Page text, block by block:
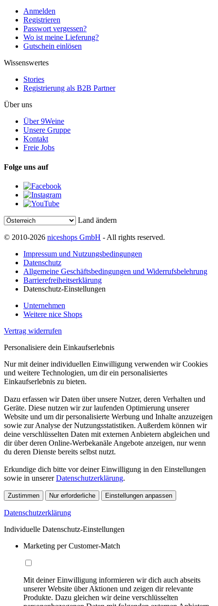
Anmelden
Registrieren
Passwort vergessen?
Wo ist meine Lieferung?
Gutschein einlösen
Wissenswertes
Stories
Registrierung als B2B Partner
Über uns
Über 9Weine
Unsere Gruppe
Kontakt
Freie Jobs
Folge uns auf
Land ändern
© 2010-2026 niceshops GmbH - All rights reserved.
Impressum und Nutzungsbedingungen
Datenschutz
Allgemeine Geschäftsbedingungen und Widerrufsbelehrung
Barrierefreiheitserklärung
Datenschutz-Einstellungen
Unternehmen
Weitere nice Shops
Vertrag widerrufen
Personalisiere dein Einkaufserlebnis
Nur mit deiner individuellen Einwilligung verwenden wir Cookies
und weitere Technologien, um dir ein personalisiertes
Einkaufserlebnis zu bieten.
Dazu erfassen wir Daten über unsere Nutzer, deren Verhalten und
Geräte. Diese nutzen wir zur laufenden Optimierung unserer
Website und um dir personalisierte Werbung und Inhalte anzuzeigen
sowie zur Analyse der Nutzungsstatistiken. Außerdem können wir
deine verschlüsselten Daten mit externen Anbietern abgleichen und
dir über deren Online-Werbekanäle Angebote anzeigen, nur wenn
du deren Dienste bereits selbst nutzt.
Erkundige dich bitte vor deiner Einwilligung in den Einstellungen
sowie in unsererDatenschutzerklärung.
Zustimmen Nur erforderliche Einstellungen anpassen
Datenschutzerklärung
Individuelle Datenschutz-Einstellungen
Marketing per Customer-Match
Mit deiner Einwilligung informieren wir dich auch abseits
unserer Website über Aktionen und zeigen dir relevante
Produkte. Dazu gleichen wir deine verschlüsselten